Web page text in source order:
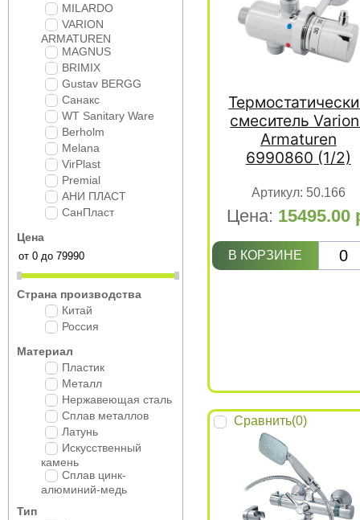
MILARDO
VARION
ARMATUREN
MAGNUS
BRIMIX
Gustav BERGG
Санакс
WT Sanitary Ware
Berholm
Melana
VirPlast
Premial
АНИ ПЛАСТ
СанПласт
Цена
Страна производства
Китай
Россия
Материал
Пластик
Металл
Нержавеющая сталь
Сплав металлов
Латунь
Искусственный
камень
Сплав цинк-
алюминий-медь
Тип
смеситель
Armaturen
6990860 (1/2)
Артикул: 50.166
Цена: 15495.00
В КОРЗИНЕ
Сравнить(0)